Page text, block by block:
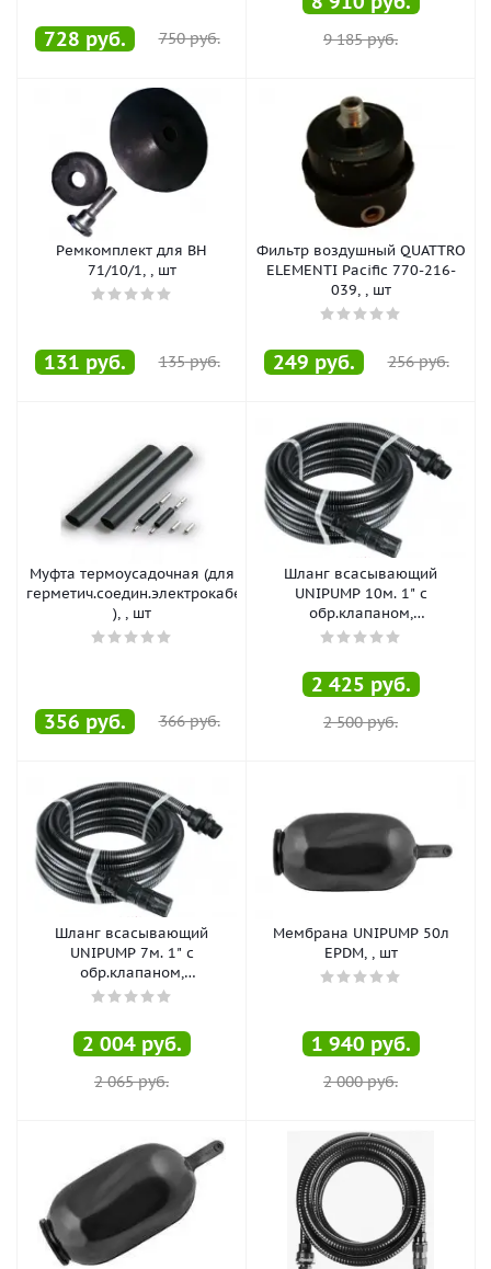
728 руб. 750руб. 9 185руб.
Ремкомплект для ВН
71/10/1, , шт
131 руб. 135руб.
Фильтр воздушный QUATTRO
ELEMENTI Pacific 770-216-
039, , шт
249 руб. 256руб.
Муфта термоусадочная (для
герметич.соедин.электрокабеля
), , шт
356 руб. 366руб.
Шланг всасывающий
UNIPUMP 10м. 1" с
обр.клапаном,
армированный, , шт
2 425 руб.
2 500руб.
Шланг всасывающий
UNIPUMP 7м. 1" с
обр.клапаном,
армированный, , шт
2 004руб.
2 065руб.
Мембрана UNIPUMP 50л
EPDM, , шт
1 940 руб.
2 000руб.